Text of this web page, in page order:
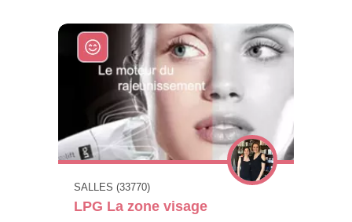
SALLES (33770)
LPG La zone visage